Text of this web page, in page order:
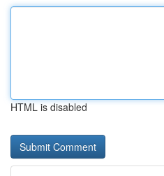
HTML is disabled